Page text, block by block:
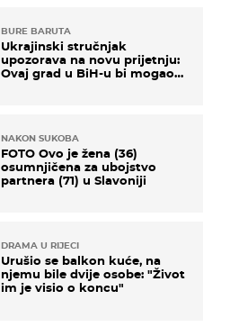
BURE BARUTA
Ukrajinski stručnjak
upozorava na novu prijetnju:
Ovaj grad u BiH-u bi mogao
NAKON SUKOBA
FOTO Ovo je žena (36)
osumnjičena za ubojstvo
partnera (71) u Slavoniji
DRAMA U RIJECI
Urušio se balkon kuće, na
njemu bile dvije osobe: "Život
im je visio o koncu"